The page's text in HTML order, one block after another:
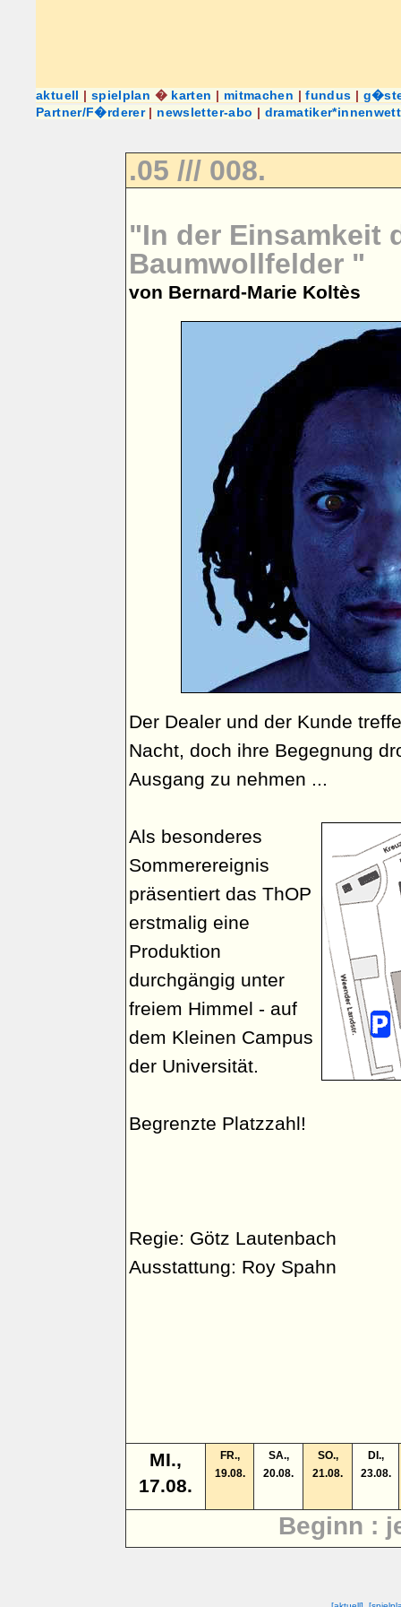
aktuell | spielplan � karten | mitmachen |fundus |
Partner/F�rderer| newsletter-abo |
.05 /// 008.
"In der Einsamkeit
Baumwollfelder "
von Bernard-Marie Koltès
Der Dealer und der Kunde
Nacht, doch ihre Begegnung
Ausgang zu nehmen ...
Als besonderes
Sommerereignis
präsentiert das ThOP
erstmalig eine
Produktion
durchgängig unter
freiem Himmel - auf
dem Kleinen Campus
der Universität.
Begrenzte Platzzahl!
Regie: Götz Lautenbach
Ausstattung: Roy Spahn
MI.,
17.08.
FR.,
19.08.
SA.,
20.08.
SO.,
21.08.
DI.,
23.08.
Beginn :